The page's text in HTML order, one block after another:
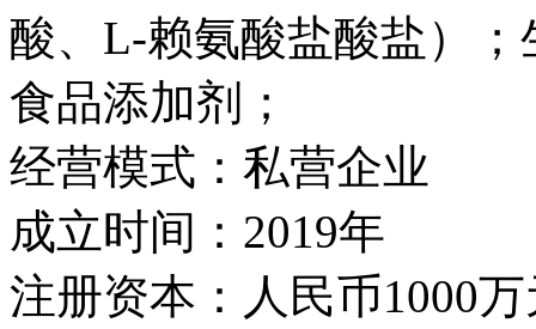
酸、L-赖氨酸盐酸盐）
食品添加剂；
经营模式： 私营企业
成立时间： 2019年
注册资本： 人民币1000